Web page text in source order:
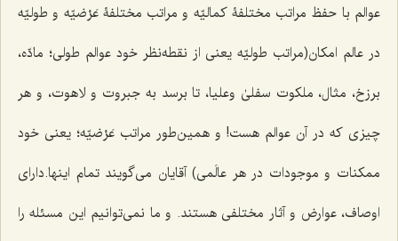
عوالم با حفظ مراتب مختلفۀ کمالیّه و مراتب مختلفۀ عَرْضیّه و طولیّه
در عالم امکان(مراتب طولیّه یعنی از نقطه‌نظر خود عوالم طولی؛ مادّه،
برزخ، مثال، ملکوت سفلیٰ وعلیا، تا برسد به جبروت و لاهوت، و هر
چیزی که در آن عوالم هست! و همین‌طور مراتب عَرْضیّه؛ یعنی خود
ممکنات و موجودات در هر عالَمی) آقایان می‌گویند تمام اینها.دارای
اوصاف، عوارض و آثار مختلفی هستند. و ما نمی‌توانیم این مسئله را